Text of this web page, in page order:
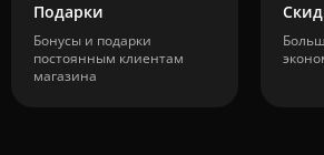
Подарки
Бонусы и подарки
постоянным клиентам
магазина